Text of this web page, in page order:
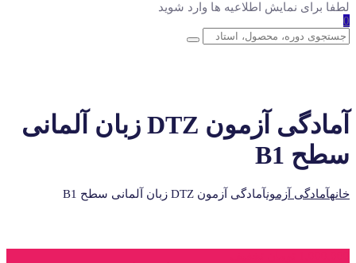
لطفا برای نمایش اطلاعیه ها وارد شوید
0
آمادگی آزمون DTZ زبان آلمانی
سطح B1
خانهآمادگی آزمونآمادگی آزمون DTZ زبان آلمانی سطح B1